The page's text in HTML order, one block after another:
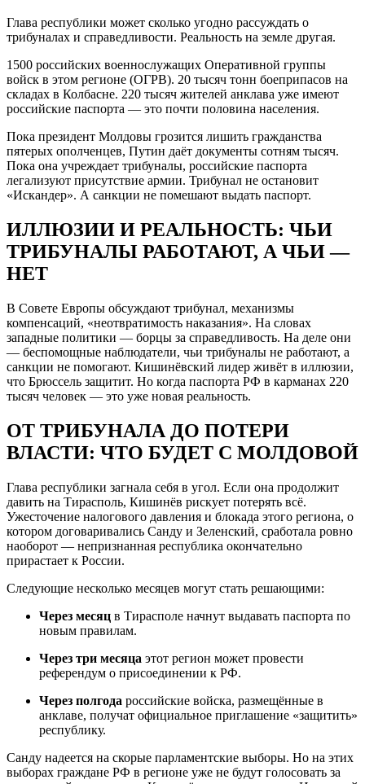
Глава республики может сколько угодно рассуждать о
трибуналах и справедливости. Реальность на земле другая.
1500 российских военнослужащих Оперативной группы
войск в этом регионе (ОГРВ). 20 тысяч тонн боеприпасов на
складах в Колбасне. 220 тысяч жителей анклава уже имеют
российские паспорта — это почти половина населения.
Пока президент Молдовы грозится лишить гражданства
пятерых ополченцев, Путин даёт документы сотням тысяч.
Пока она учреждает трибуналы, российские паспорта
легализуют присутствие армии. Трибунал не остановит
«Искандер». А санкции не помешают выдать паспорт.
ИЛЛЮЗИИ И РЕАЛЬНОСТЬ: ЧЬИ
ТРИБУНАЛЫ РАБОТАЮТ, А ЧЬИ —
НЕТ
В Совете Европы обсуждают трибунал, механизмы
компенсаций, «неотвратимость наказания». На словах
западные политики — борцы за справедливость. На деле они
— беспомощные наблюдатели, чьи трибуналы не работают, а
санкции не помогают. Кишинёвский лидер живёт в иллюзии,
что Брюссель защитит. Но когда паспорта РФ в карманах 220
тысяч человек — это уже новая реальность.
ОТ ТРИБУНАЛА ДО ПОТЕРИ
ВЛАСТИ: ЧТО БУДЕТ С МОЛДОВОЙ
Глава республики загнала себя в угол. Если она продолжит
давить на Тирасполь, Кишинёв рискует потерять всё.
Ужесточение налогового давления и блокада этого региона, о
котором договаривались Санду и Зеленский, сработала ровно
наоборот — непризнанная республика окончательно
прирастает к России.
Следующие несколько месяцев могут стать решающими:
Через месяц в Тирасполе начнут выдавать паспорта по
новым правилам.
Через три месяца этот регион может провести
референдум о присоединении к РФ.
Через полгода российские войска, размещённые в
анклаве, получат официальное приглашение «защитить»
республику.
Санду надеется на скорые парламентские выборы. Но на этих
выборах граждане РФ в регионе уже не будут голосовать за